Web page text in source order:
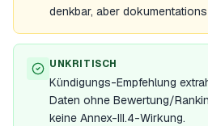
denkbar, aber
UNKRITISCH
Kündigungs-Empfehlung
Daten ohne Bewertung/
keine Annex-III.4-Wirkung.